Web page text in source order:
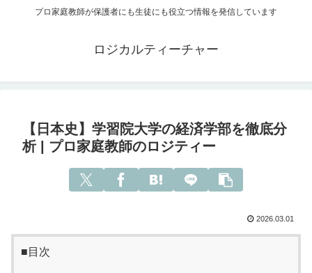
プロ家庭教師が保護者にも生徒にも役立つ情報を発信しています
ロジカルティーチャー
【日本史】学習院大学の経済学部を徹底分
析 | プロ家庭教師のロジティー
2026.03.01
■目次